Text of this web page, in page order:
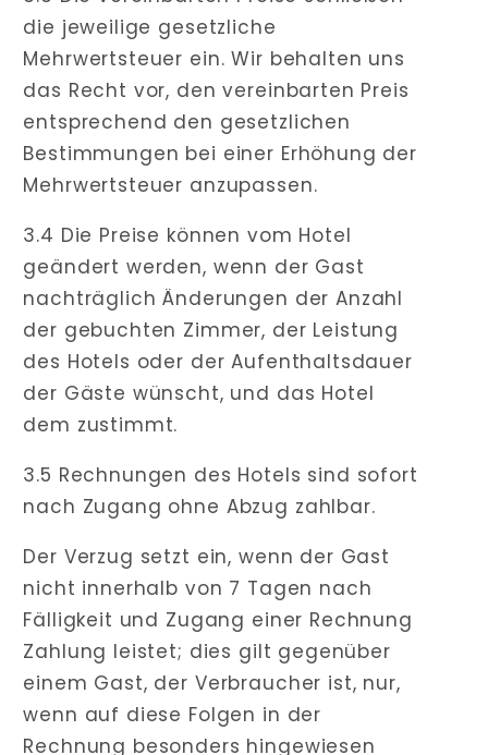
die jeweilige gesetzliche
Mehrwertsteuer ein. Wir behalten uns
das Recht vor, den vereinbarten Preis
entsprechend den gesetzlichen
Bestimmungen bei einer Erhöhung der
Mehrwertsteuer anzupassen.
3.4 Die Preise können vom Hotel
geändert werden, wenn der Gast
nachträglich Änderungen der Anzahl
der gebuchten Zimmer, der Leistung
des Hotels oder der Aufenthaltsdauer
der Gäste wünscht, und das Hotel
dem zustimmt.
3.5 Rechnungen des Hotels sind sofort
nach Zugang ohne Abzug zahlbar.
Der Verzug setzt ein, wenn der Gast
nicht innerhalb von 7 Tagen nach
Fälligkeit und Zugang einer Rechnung
Zahlung leistet; dies gilt gegenüber
einem Gast, der Verbraucher ist, nur,
wenn auf diese Folgen in der
Rechnung besonders hingewiesen